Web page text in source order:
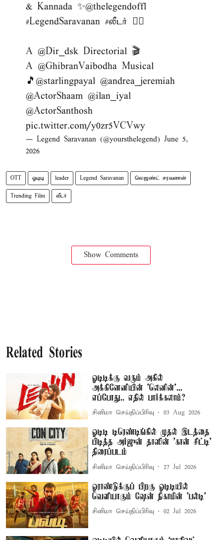
& Kannada ✨@thelegendoffl
#LegendSaravanan #லீடர் ❤️‍🔥
A @Dir_dsk Directorial 🎬
A @GhibranVaibodha Musical
🎵 @starlingpayal @andrea_jeremiah
@ActorShaam @ilan_iyal
@ActorSanthosh
pic.twitter.com/y0zr5VCVwy
— Legend Saravanan (@yoursthelegend) June 5,
2026
OTT ஓடிடி leader Legend Saravanan லெஜண்ட் சரவணன்
Trending Film லீடர்
Show Comments
Related Stories
ஓடிடிக்கு வரும் அகில்
அக்கினேனியின் 'லெனின்'...
எப்போது.. எதில் பார்க்கலாம்?
சினிமா செய்திப்பிரிவு 03 Aug 2026
ஓடிடி டிரெண்டிங்கில் முதல் இடத்தை
பிடித்த அர்ஜுன் தாஸின் 'கான் சிட்டி'
திரைப்படம்
சினிமா செய்திப்பிரிவு 27 Jul 2026
ஓராண்டுக்குப் பிறகு ஓடிடியில்
வெளியாகும் ஷேன் நிகாமின் 'பல்டி'
சினிமா செய்திப்பிரிவு 02 Jul 2026